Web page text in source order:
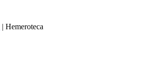
| Hemeroteca